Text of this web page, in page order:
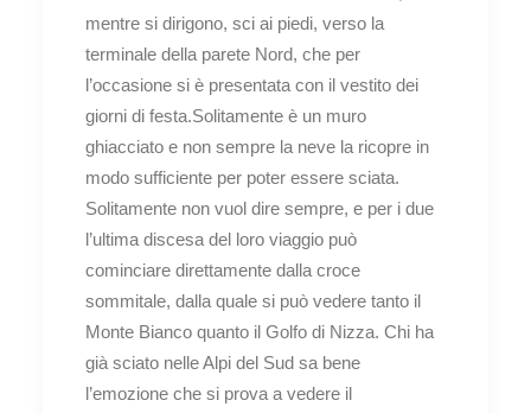
mentre si dirigono, sci ai piedi, verso la
terminale della parete Nord, che per
l’occasione si è presentata con il vestito dei
giorni di festa.Solitamente è un muro
ghiacciato e non sempre la neve la ricopre in
modo sufficiente per poter essere sciata.
Solitamente non vuol dire sempre, e per i due
l’ultima discesa del loro viaggio può
cominciare direttamente dalla croce
sommitale, dalla quale si può vedere tanto il
Monte Bianco quanto il Golfo di Nizza. Chi ha
già sciato nelle Alpi del Sud sa bene
l’emozione che si prova a vedere il